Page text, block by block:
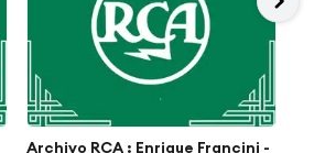
Archivo RCA : Enrique Francini -